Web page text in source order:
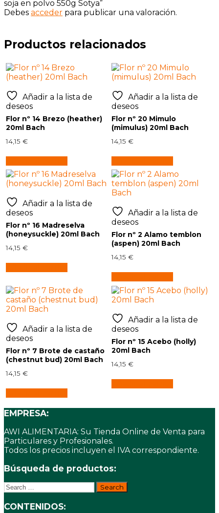
soja en polvo 550g Sotya”
Debes acceder para publicar una valoración.
Productos relacionados
Añadir a la lista de
deseos
Flor nº 14 Brezo (heather)
20ml Bach
14,15€
Añadir a la lista de
deseos
Flor nº 20 Mimulo
(mimulus) 20ml Bach
14,15€
Añadir a la lista de
deseos
Flor nº 16 Madreselva
(honeysuckle) 20ml Bach
14,15€
Añadir a la lista de
deseos
Flor nº 2 Alamo temblon
(aspen) 20ml Bach
14,15€
Añadir a la lista de
deseos
Flor nº 7 Brote de castaño
(chestnut bud) 20ml Bach
14,15€
Añadir a la lista de
deseos
Flor nº 15 Acebo (holly)
20ml Bach
14,15€
EMPRESA:
AWI ALIMENTARIA: Su Tienda Online de Venta para
Particulares y Profesionales.
Todos los precios incluyen el IVA correspondiente.
Búsqueda de productos:
Search
for:
CONTENIDOS: